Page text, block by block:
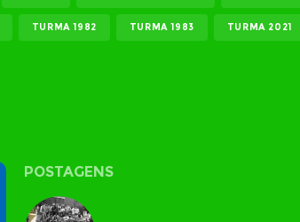
TURMA 1982 TURMA 1983 TURMA 2021
POSTAGENS